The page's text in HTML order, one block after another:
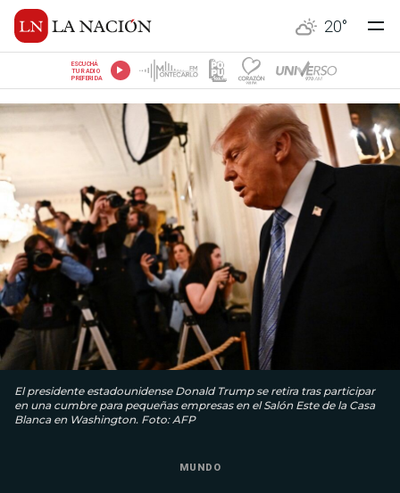
20°
ESCUCHÁ
TU RADIO
PREFERIDA
El presidente estadounidense Donald Trump se retira tras participar
en una cumbre para pequeñas empresas en el Salón Este de la Casa
Blanca en Washington. Foto: AFP
MUNDO